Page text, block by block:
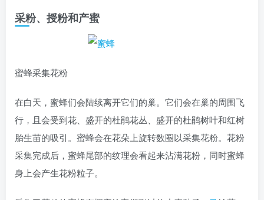
采粉、授粉和产蜜
蜜蜂采集花粉
在白天，蜜蜂们会陆续离开它们的巢。它们会在巢的周围飞
行，且会受到花、盛开的杜鹃花丛、盛开的杜鹃树叶和红树
胎生苗的吸引。蜜蜂会在花朵上旋转数圈以采集花粉。花粉
采集完成后，蜜蜂尾部的纹理会看起来沾满花粉，同时蜜蜂
身上会产生花粉粒子。